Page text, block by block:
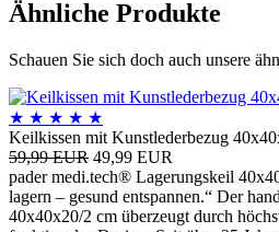
Ähnliche Produkte
Schauen Sie sich doch auch unsere
★ ★ ★ ★ ★
Keilkissen mit Kunstlederbezug
59,99 EUR 49,99 EUR
pader medi.tech® Lagerungskeil
lagern – gesund entspannen.“ Der
40x40x20/2 cm überzeugt durch